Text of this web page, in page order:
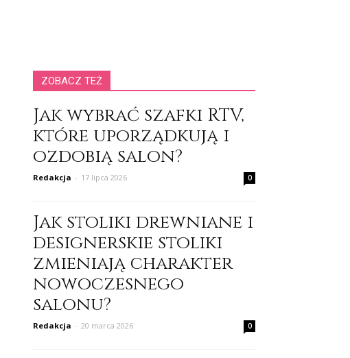
ZOBACZ TEŻ
Jak wybrać szafki RTV,
które uporządkują i
ozdobią salon?
Redakcja - 17 lipca 2026 0
Jak stoliki drewniane i
designerskie stoliki
zmieniają charakter
nowoczesnego
salonu?
Redakcja - 20 marca 2026 0